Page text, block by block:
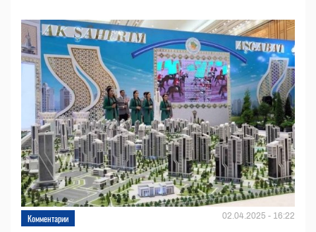
Комментарии 02.04.2025 - 16:22